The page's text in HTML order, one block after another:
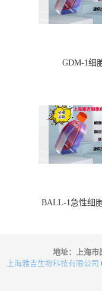
GDM-1细
BALL-1急性细
地址：上海市
上海雅吉生物科技有限公司